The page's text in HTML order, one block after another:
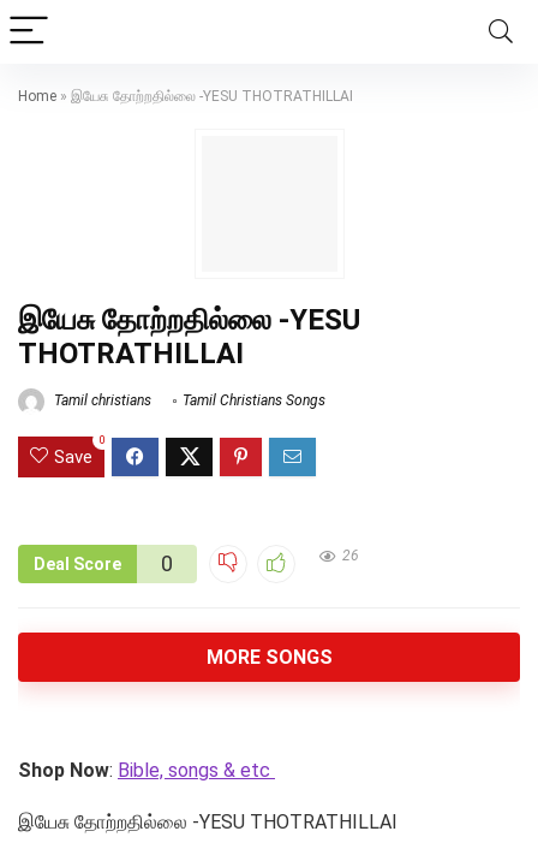
Home » இயேசு தோற்றதில்லை -YESU THOTRATHILLAI
இயேசு தோற்றதில்லை -YESU
THOTRATHILLAI
Tamil christians Tamil Christians Songs
Save
0
Deal Score 0 26
MORE SONGS
Shop Now: Bible, songs & etc
இயேசு தோற்றதில்லை -YESU THOTRATHILLAI